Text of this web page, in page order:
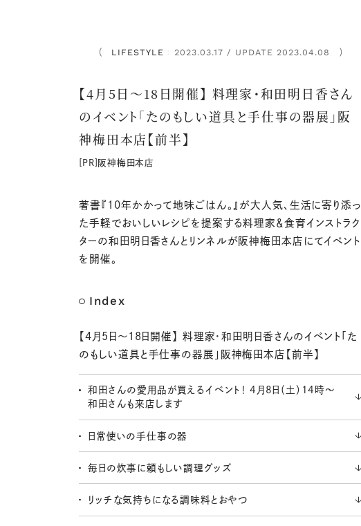
LIFESTYLE
： 2023.03.17 / UPDATE 2023.04.08
【4月5日～18日開催】 料理家・和田明日香さん
のイベント「たのもしい道具と手仕事の器展」阪
神梅田本店【前半】
[PR]阪神梅田本店
著書『10年かかって地味ごはん。』が大人気、生活に寄り添っ
た手軽でおいしいレシピを提案する料理家＆食育インストラク
ターの和田明日香さんとリンネルが阪神梅田本店にてイベント
を開催。
Index
【4月5日～18日開催】 料理家・和田明日香さんのイベント「た
のもしい道具と手仕事の器展」阪神梅田本店【前半】
和田さんの愛用品が買えるイベント！ 4月8日（土）14時～
和田さんも来店します
日常使いの手仕事の器
毎日の炊事に頼もしい調理グッズ
リッチな気持ちになる調味料とおやつ